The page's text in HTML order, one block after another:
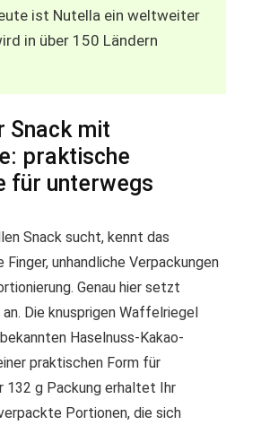
ist Nutella ein weltweiter
in über 150 Ländern
Snack mit
praktische
für unterwegs
Snack sucht, kennt das
Finger, unhandliche Verpackungen
Genau hier setzt
an. Die knusprigen Waffelriegel
Haselnuss-Kakao-
praktischen Form für
132 g Packung erhaltet Ihr
Portionen, die sich